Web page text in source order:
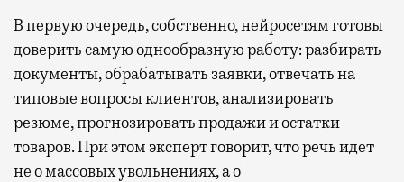
В первую очередь, собственно, нейросетям готовы
доверить самую однообразную работу: разбирать
документы, обрабатывать заявки, отвечать на
типовые вопросы клиентов, анализировать
резюме, прогнозировать продажи и остатки
товаров. При этом эксперт говорит, что речь идет
не о массовых увольнениях, а о